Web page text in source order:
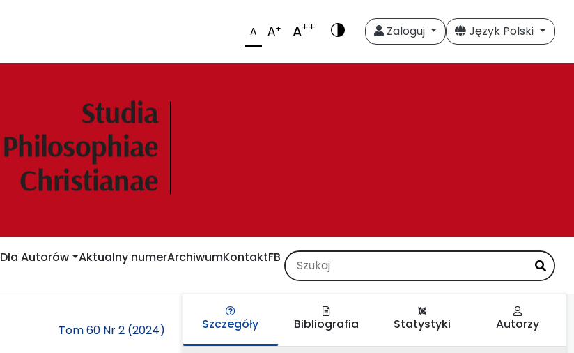
A A+ A++ Zaloguj Język Polski
Dla Autorów Aktualny numerArchiwumKontaktFB
Tom 60 Nr 2 (2024) Szczegóły Bibliografia Statystyki Autorzy